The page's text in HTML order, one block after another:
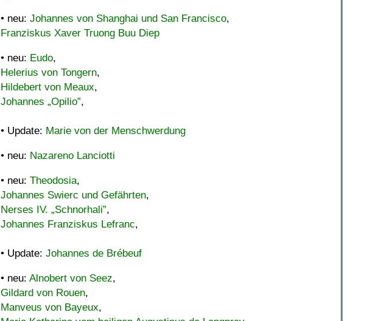
• neu: Johannes von Shanghai und San Francisco,
Franziskus Xaver Truong Buu Diep
• neu: Eudo,
Helerius von Tongern,
Hildebert von Meaux,
Johannes „Opilio”,
• Update: Marie von der Menschwerdung
• neu: Nazareno Lanciotti
• neu: Theodosia,
Johannes Swierc und Gefährten,
Nerses IV. „Schnorhali”,
Johannes Franziskus Lefranc,
• Update: Johannes de Brébeuf
• neu: Alnobert von Seez,
Gildard von Rouen,
Manveus von Bayeux,